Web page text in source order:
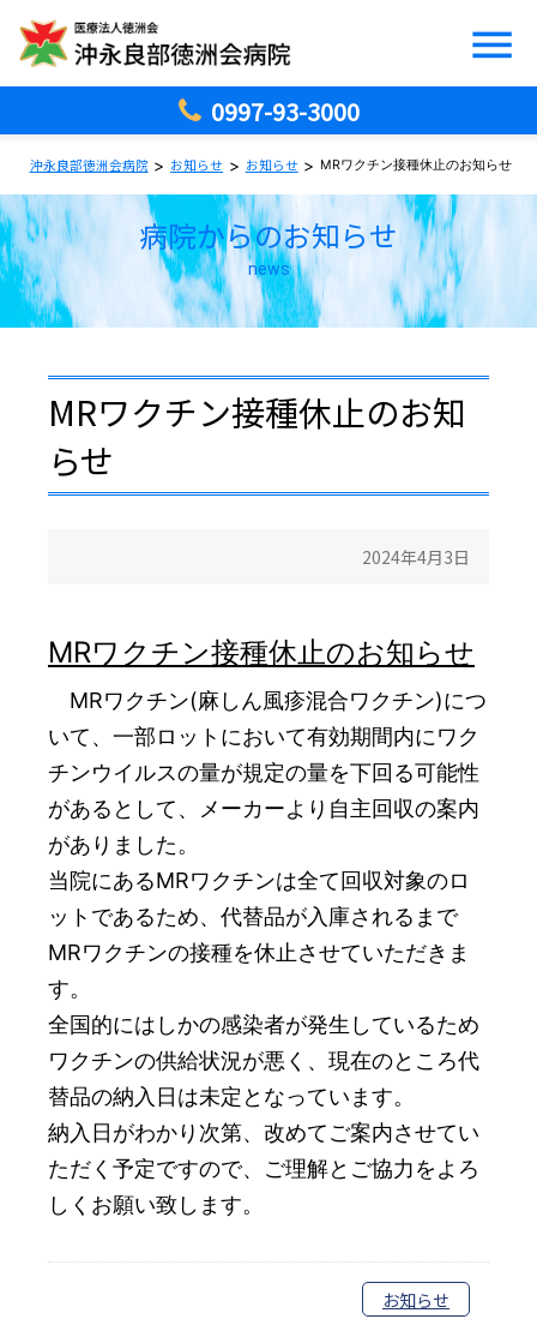
0997-93-3000
沖永良部徳洲会病院 > お知らせ > お知らせ > MRワクチン接種休止のお知らせ
病院からのお知らせ
news
MRワクチン接種休止のお知
らせ
2024年4月3日
MRワクチン接種休止のお知らせ
MRワクチン(麻しん風疹混合ワクチン)につ
いて、一部ロットにおいて有効期間内にワク
チンウイルスの量が規定の量を下回る可能性
があるとして、メーカーより自主回収の案内
がありました。
当院にあるMRワクチンは全て回収対象のロ
ットであるため、代替品が入庫されるまで
MRワクチンの接種を休止させていただきま
す。
全国的にはしかの感染者が発生しているため
ワクチンの供給状況が悪く、現在のところ代
替品の納入日は未定となっています。
納入日がわかり次第、改めてご案内させてい
ただく予定ですので、ご理解とご協力をよろ
しくお願い致します。
お知らせ